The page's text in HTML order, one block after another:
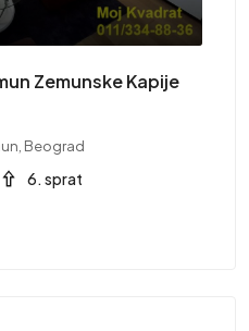
Zemunske Kapije
Beograd
6. sprat